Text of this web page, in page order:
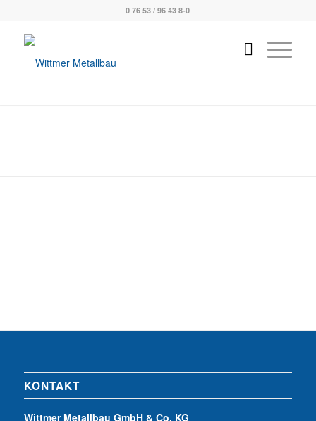
0 76 53 / 96 43 8-0
KONTAKT
Wittmer Metallbau GmbH & Co. KG